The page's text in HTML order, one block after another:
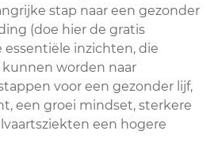
stap naar een gezonder
(doe hier de gratis
essentiële inzichten, die
worden naar
voor een gezonder lijf,
een groei mindset, sterkere
een hogere